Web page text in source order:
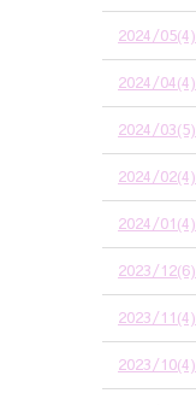
2024/05(4)
2024/04(4)
2024/03(5)
2024/02(4)
2024/01(4)
2023/12(6)
2023/11(4)
2023/10(4)